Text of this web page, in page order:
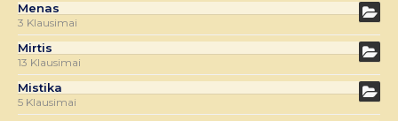
Menas
3 Klausimai
Mirtis
13 Klausimai
Mistika
5 Klausimai